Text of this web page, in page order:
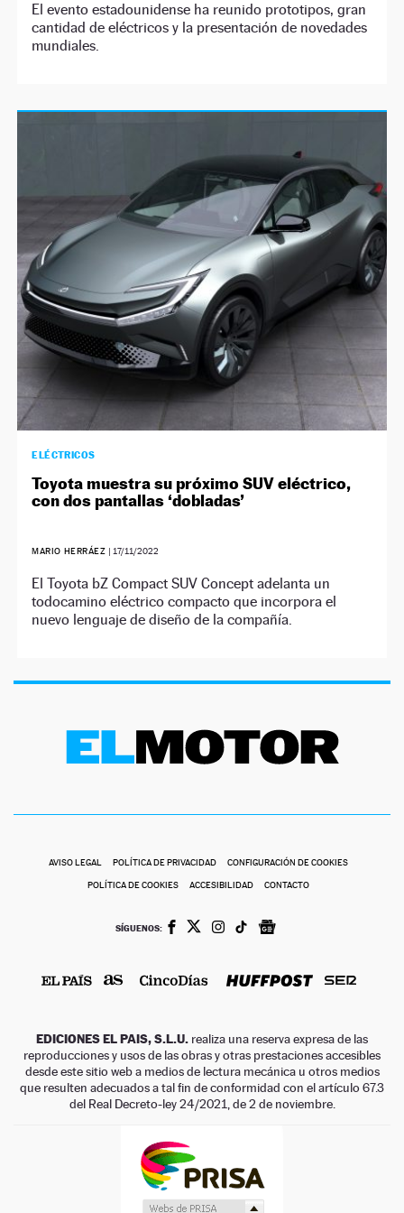
El evento estadounidense ha reunido prototipos, gran
cantidad de eléctricos y la presentación de novedades
mundiales.
ELÉCTRICOS
Toyota muestra su próximo SUV eléctrico,
con dos pantallas ‘dobladas’
MARIO HERRÁEZ | 17/11/2022
El Toyota bZ Compact SUV Concept adelanta un
todocamino eléctrico compacto que incorpora el
nuevo lenguaje de diseño de la compañía.
AVISO LEGAL POLÍTICA DE PRIVACIDAD CONFIGURACIÓN DE COOKIES
POLÍTICA DE COOKIES ACCESIBILIDAD CONTACTO
SÍGUENOS:
EDICIONES EL PAIS, S.L.U. realiza una reserva expresa de las
reproducciones y usos de las obras y otras prestaciones accesibles
desde este sitio web a medios de lectura mecánica u otros medios
que resulten adecuados a tal fin de conformidad con el artículo 67.3
del Real Decreto-ley 24/2021, de 2 de noviembre.